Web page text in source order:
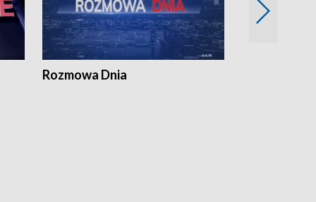
Rozmowa Dnia